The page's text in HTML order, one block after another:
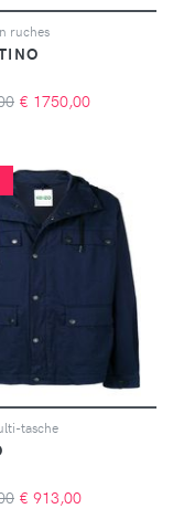
ruches
€ 1750,00
tasche
€ 913,00